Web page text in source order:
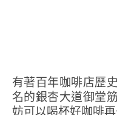
有著百年咖啡店歷
名的銀杏大道御堂
妨可以喝杯好咖啡